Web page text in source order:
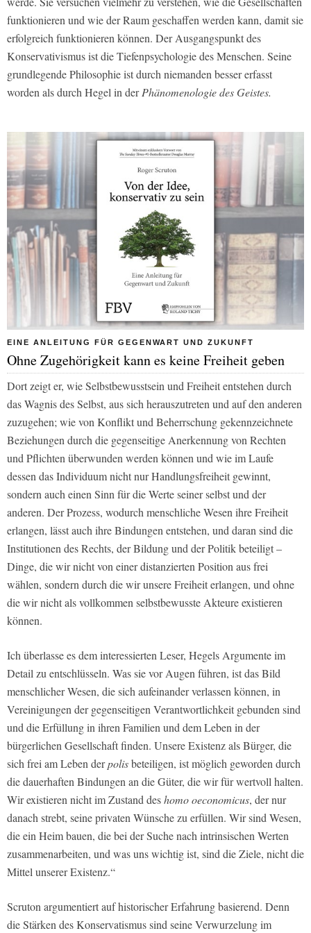
funktionieren und wie der Raum geschaffen werden kann, damit sie
erfolgreich funktionieren können. Der Ausgangspunkt des
Konservativismus ist die Tiefenpsychologie des Menschen. Seine
grundlegende Philosophie ist durch niemanden besser erfasst
worden als durch Hegel in derPhänomenologie des Geistes.
EINE ANLEITUNG FÜR GEGENWART UND ZUKUNFT
Ohne Zugehörigkeit kann es keine Freiheit geben
Dort zeigt er, wie Selbstbewusstsein und Freiheit entstehen durch
das Wagnis des Selbst, aus sich herauszutreten und auf den anderen
zuzugehen; wie von Konflikt und Beherrschung gekennzeichnete
Beziehungen durch die gegenseitige Anerkennung von Rechten
und Pflichten überwunden werden können und wie im Laufe
dessen das Individuum nicht nur Handlungsfreiheit gewinnt,
sondern auch einen Sinn für die Werte seiner selbst und der
anderen. Der Prozess, wodurch menschliche Wesen ihre Freiheit
erlangen, lässt auch ihre Bindungen entstehen, und daran sind die
Institutionen des Rechts, der Bildung und der Politik beteiligt –
Dinge, die wir nicht von einer distanzierten Position aus frei
wählen, sondern durch die wir unsere Freiheit erlangen, und ohne
die wir nicht als vollkommen selbstbewusste Akteure existieren
können.
Ich überlasse es dem interessierten Leser, Hegels Argumente im
Detail zu entschlüsseln. Was sie vor Augen führen, ist das Bild
menschlicher Wesen, die sich aufeinander verlassen können, in
Vereinigungen der gegenseitigen Verantwortlichkeit gebunden sind
und die Erfüllung in ihren Familien und dem Leben in der
bürgerlichen Gesellschaft finden. Unsere Existenz als Bürger, die
sich frei am Leben derpolisbeteiligen, ist möglich geworden durch
die dauerhaften Bindungen an die Güter, die wir für wertvoll halten.
Wir existieren nicht im Zustand deshomo oeconomicus, der nur
danach strebt, seine privaten Wünsche zu erfüllen. Wir sind Wesen,
die ein Heim bauen, die bei der Suche nach intrinsischen Werten
zusammenarbeiten, und was uns wichtig ist, sind die Ziele, nicht die
Mittel unserer Existenz.“
Scruton argumentiert auf historischer Erfahrung basierend. Denn
die Stärken des Konservatismus sind seine Verwurzelung im